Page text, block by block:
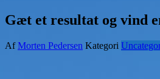
Gæt et resultat og vind
AfMorten Pedersen Kategori